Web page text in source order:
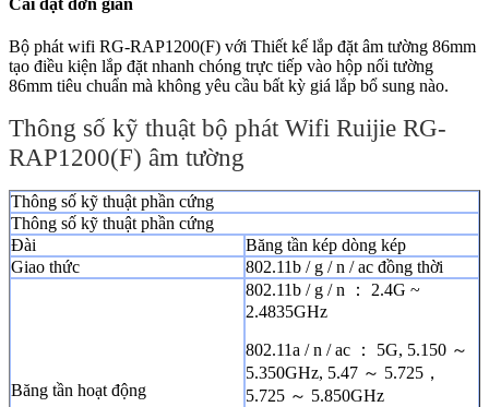
Bộ phát wifi RG-RAP1200(F) với Thiết kế lắp đặt âm tường 86mm
tạo điều kiện lắp đặt nhanh chóng trực tiếp vào hộp nối tường
86mm tiêu chuẩn mà không yêu cầu bất kỳ giá lắp bổ sung nào.
Thông số kỹ thuật bộ phát Wifi Ruijie RG-
RAP1200(F) âm tường
Thông số kỹ thuật phần cứng
Thông số kỹ thuật phần cứng
Đài
Băng tần kép dòng kép
Giao thức
802.11b / g / n / ac đồng thời
Băng tần hoạt động
802.11b / g / n ： 2.4G ~
2.4835GHz
802.11a / n / ac ： 5G, 5.150 ～
5.350GHz, 5.47 ～ 5.725，
5.725 ～ 5.850GHz